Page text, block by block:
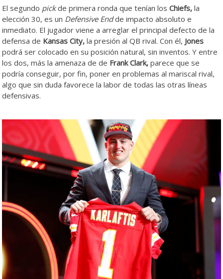
El segundo pickde primera ronda que tenían losChiefs, la
elección 30, es un Defensive Endde impacto absoluto e
inmediato. El jugador viene a arreglar el principal defecto de la
defensa de Kansas City, la presión al QB rival. Con él, Jones
podrá ser colocado en su posición natural, sin inventos. Y entre
los dos, más la amenaza de de Frank Clark, parece que se
podría conseguir, por fin, poner en problemas al mariscal rival,
algo que sin duda favorece la labor de todas las otras líneas
defensivas.